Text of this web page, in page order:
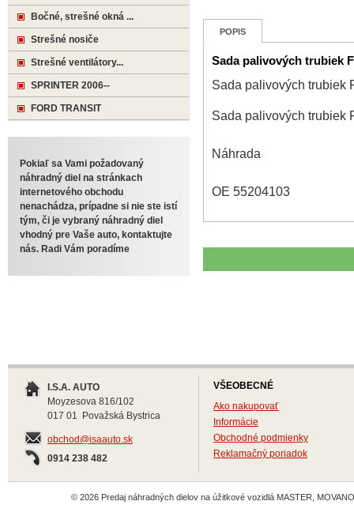
POPIS
Sada palivových trubiek
Sada palivových trubiek
Sada palivových trubiek
Náhrada
OE 55204103
Bočné, strešné okná ...
Strešné nosiče
Strešné ventilátory...
SPRINTER 2006--
FORD TRANSIT
Pokiaľ sa Vami požadovaný
náhradný diel na stránkach
internetového obchodu
nenachádza, prípadne si nie ste istí
tým, či je vybraný náhradný diel
vhodný pre Vaše auto, kontaktujte
nás. Radi Vám poradíme
I.S.A. AUTO
Moyzesova 816/102
017 01 Považská Bystrica
obchod@isaauto.sk
0914 238 482
VŠEOBECNÉ
Ako nakupovať
Informácie
Obchodné podmienky
Reklamačný poriadok
© 2026 Predaj náhradných dielov na úžitkové vozidlá MASTER,